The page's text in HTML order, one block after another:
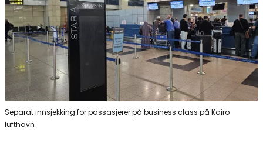
Separat innsjekking for passasjerer på business class på Kairo
lufthavn